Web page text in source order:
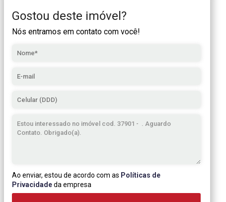
Gostou deste imóvel?
Nós entramos em contato com você!
Ao enviar, estou de acordo com as Políticas de
Privacidadeda empresa